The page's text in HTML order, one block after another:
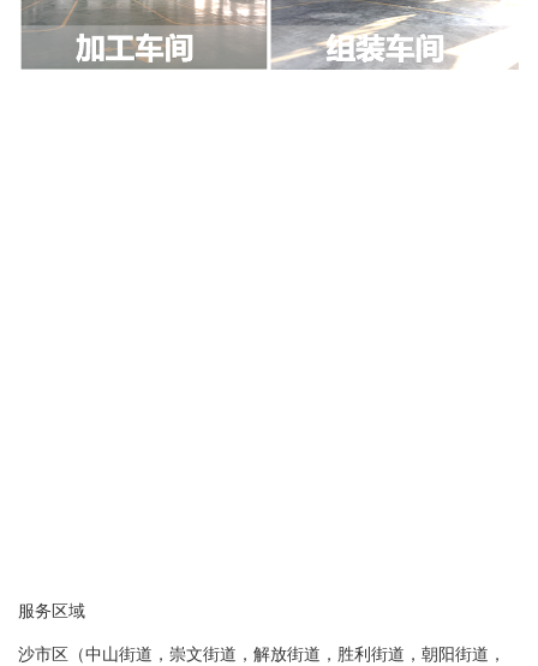
服务区域
沙市区（中山街道，崇文街道，解放街道，胜利街道，朝阳街道，